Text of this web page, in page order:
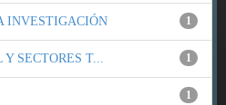
1
INVESTIGACIÓN
1
SECTORES T...
1